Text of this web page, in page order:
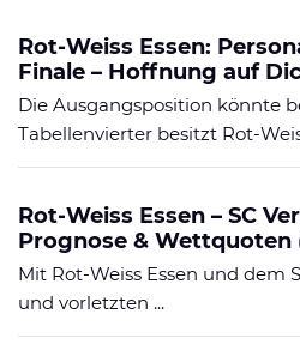
Rot-Weiss Essen:
Finale – Hoffnung auf
Die Ausgangsposition könnte
Tabellenvierter besitzt Rot-
Rot-Weiss Essen – SC
Prognose & Wettquoten
Mit Rot-Weiss Essen und dem
und vorletzten ...